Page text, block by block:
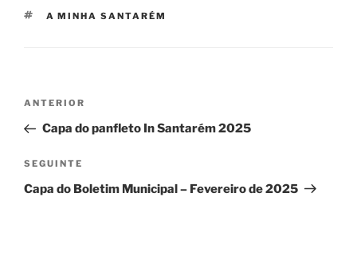
ETIQUETAS
A MINHA SANTARÉM
Navegação
artigos
Conteúdo
anterior
ANTERIOR
Capa do panfleto In Santarém 2025
Conteúdo
seguinte
SEGUINTE
Capa do Boletim Municipal – Fevereiro de 2025